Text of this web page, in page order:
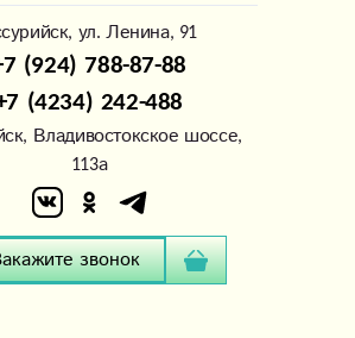
ул. Ленина, 91
(924) 788-87-88
(4234) 242-488
Владивостокское шоссе,
113а
звонок